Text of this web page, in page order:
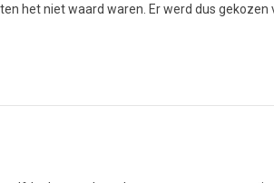
het niet waard waren. Er werd dus gekozen